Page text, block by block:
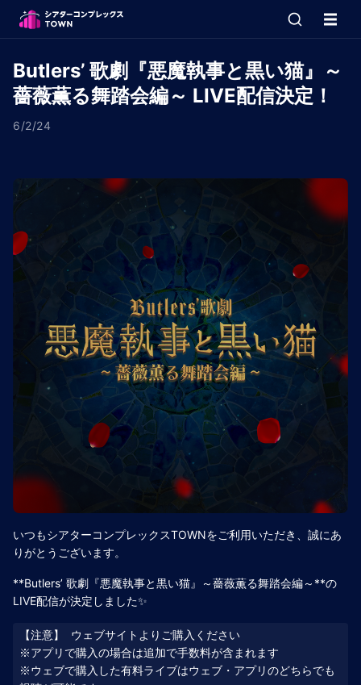
Butlers’ 歌劇『悪魔執事と黒い猫』～
薔薇薫る舞踏会編～ LIVE配信決定！
6/2/24
いつもシアターコンプレックスTOWNをご利用いただき、誠にあ
りがとうございます。
**Butlers’ 歌劇『悪魔執事と黒い猫』～薔薇薫る舞踏会編～**の
LIVE配信が決定しました✨
【注意】 ウェブサイトよりご購入ください
※アプリで購入の場合は追加で手数料が含まれます
※ウェブで購入した有料ライブはウェブ・アプリのどちらでも